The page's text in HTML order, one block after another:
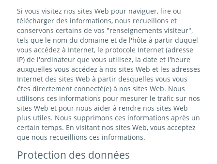
Si vous visitez nos sites Web pour naviguer, lire ou
télécharger des informations, nous recueillons et
conservons certains de vos "renseignements visiteur",
tels que le nom du domaine et de l'hôte à partir duquel
vous accédez à Internet, le protocole Internet (adresse
IP) de l'ordinateur que vous utilisez, la date et l'heure
auxquelles vous accédez à nos sites Web et les adresses
Internet des sites Web à partir desquelles vous vous
êtes directement connecté(e) à nos sites Web. Nous
utilisons ces informations pour mesurer le trafic sur nos
sites Web et pour nous aider à rendre nos sites Web
plus utiles. Nous supprimons ces informations après un
certain temps. En visitant nos sites Web, vous acceptez
que nous recueillions ces informations.
Protection des données